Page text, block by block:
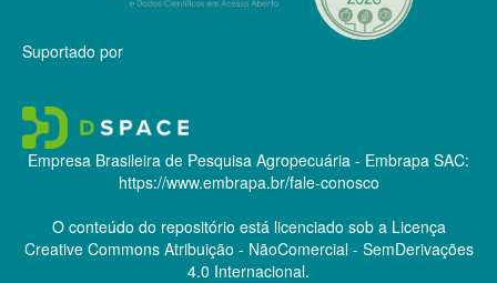
Suportado por
Empresa Brasileira de Pesquisa Agropecuária - Embrapa SAC:
https://www.embrapa.br/fale-conosco
O conteúdo do repositório está licenciado sob a Licença
Creative CommonsAtribuição - NãoComercial - SemDerivações
4.0 Internacional.